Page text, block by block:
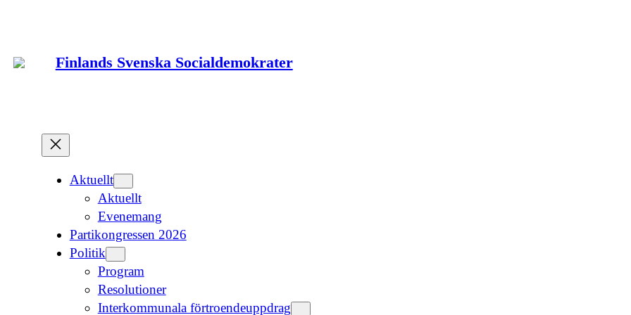
Finlands Svenska Socialdemokrater
Aktuellt
Aktuellt
Evenemang
Partikongressen 2026
Politik
Program
Resolutioner
Interkommunala förtroendeuppdrag